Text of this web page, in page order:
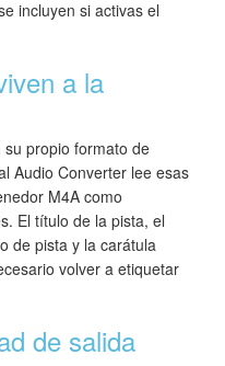
incluyen si activas el
a la
propio formato de
Audio Converter lee esas
M4A como
El título de la pista, el
de pista y la carátula
volver a etiquetar
de salida